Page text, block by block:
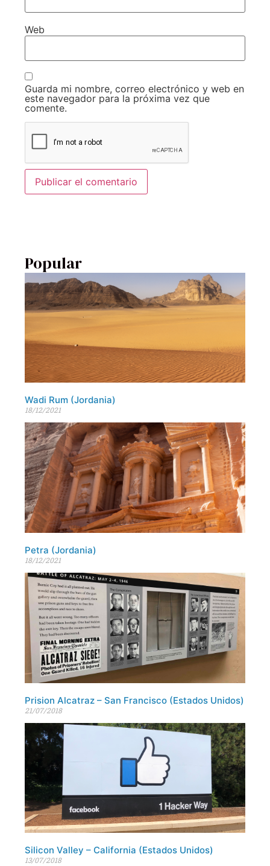
Web
Guarda mi nombre, correo electrónico y web en
este navegador para la próxima vez que
comente.
Popular
Wadi Rum (Jordania)
18/12/2021
Petra (Jordania)
18/12/2021
Prision Alcatraz – San Francisco (Estados Unidos)
21/07/2018
Silicon Valley – California (Estados Unidos)
13/07/2018